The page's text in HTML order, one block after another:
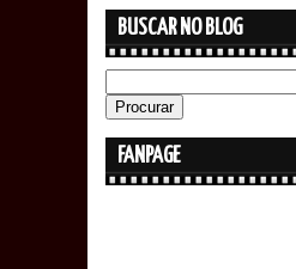
BUSCAR NO BLOG
FANPAGE